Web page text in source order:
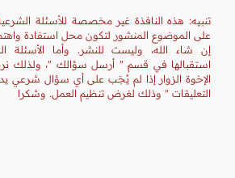
تنبيه: هذه النافذة غير مخصصة للأسئلة
على الموضوع المنشور لتكون محل استفادة
إن شاء الله، وليست للنشر. وأما الأسئلة
استقبالها في قسم " أرسل سؤالك "، ولذلك
الإخوة الزوار إذا لم يُجَب على أي سؤال شرعي
التعليقات " وذلك لغرض تنظيم العمل. وشكرا